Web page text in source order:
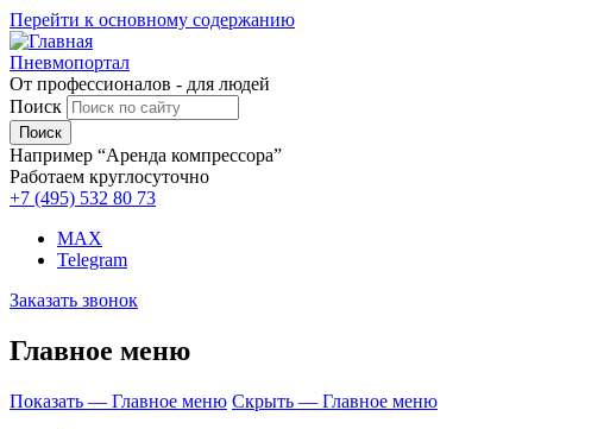
Перейти к основному содержанию
Пневмопортал
От профессионалов - для людей
Поиск
Например “Аренда компрессора”
Работаем круглосуточно
+7 (495) 532 80 73
MAX
Telegram
Заказать звонок
Главное меню
Показать — Главное меню Скрыть — Главное меню